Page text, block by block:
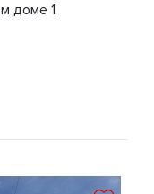
доме 1